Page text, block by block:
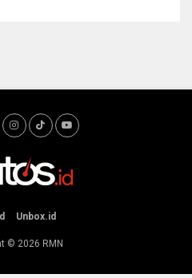
Unbox.id
© 2026 RMN